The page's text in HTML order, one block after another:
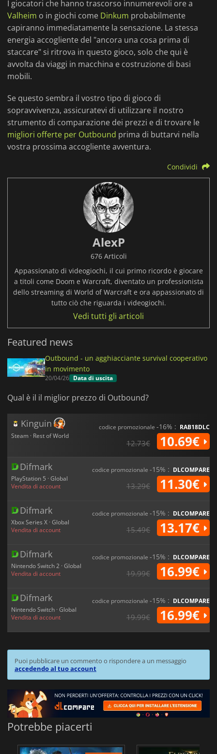
I giocatori che hanno trascorso innumerevoli ore a
Valheim o in giochi come Dinkum probabilmente
capiranno immediatamente la sensazione. La stessa
energia accogliente del "ancora una cosa prima di
staccare" si ritrova in questo gioco, solo che qui è
avvolta da viaggi in macchina e costruzione di basi
mobili.
Se questo sembra il vostro tipo di gioco di
sopravvivenza, assicuratevi di utilizzare il nostro
strumento di comparazione dei prezzi e di trovare le
migliori offerte per Outbound prima di buttarvi nella
vostra prossima accogliente avventura.
Condividi
AlexP
676 Articoli
Appassionato di videogiochi, il cui primo ricordo è giocare
a titoli come Doom e Warcraft, diventato un professionista
dello streaming di World of Warcraft e ora appassionato di
tutto ciò che riguarda i videogiochi.
Vedi tutti gli articoli
Featured news
Outbound - un agghiacciante survival cooperativo
in movimento
20/04/26 Data di uscita
Qual è il il miglior prezzo di Outbound?
Kinguin
Steam · Rest of World
codice promozionale -16% : RAB18DLC
12.73€ 10.69€
Difmark
PlayStation 5 · Global
Vendita di account
codice promozionale -15% : DLCOMPARE
13.29€ 11.30€
Difmark
Xbox Series X · Global
Vendita di account
codice promozionale -15% : DLCOMPARE
15.49€ 13.17€
Difmark
Nintendo Switch 2 · Global
Vendita di account
codice promozionale -15% : DLCOMPARE
19.99€ 16.99€
Difmark
Nintendo Switch · Global
Vendita di account
codice promozionale -15% : DLCOMPARE
19.99€ 16.99€
Puoi pubblicare un commento o rispondere a un messaggio
accedendo al tuo account
Potrebbe piacerti